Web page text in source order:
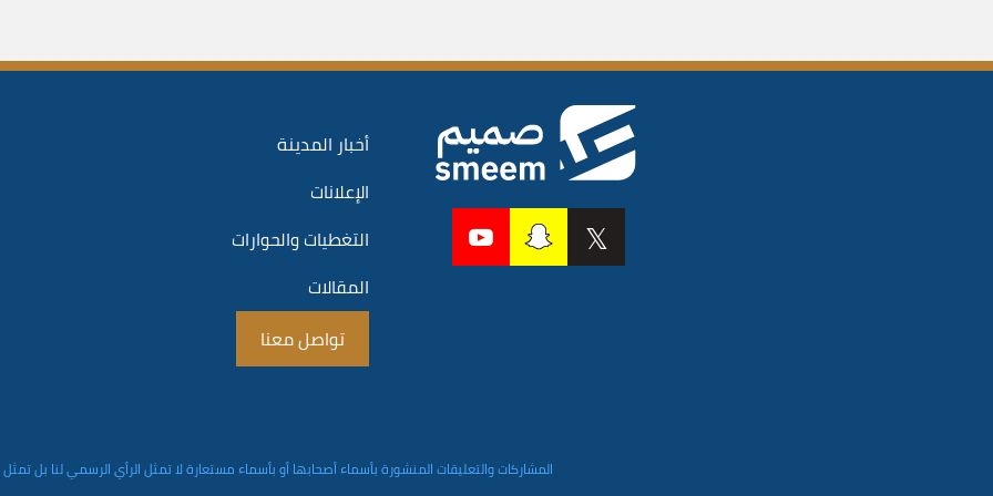
أخبار المدينة
الإعلانات
التغطيات والحوارات
المقالات
تواصل معنا
المشاركات والتعليقات المنشورة بأسماء أصحابها أو بأسماء مستعارة لا تمثل الرأي الرسمي لنا بل